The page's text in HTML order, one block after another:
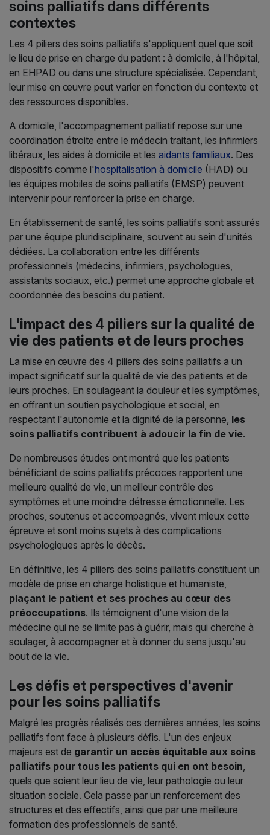
soins palliatifs dans différents
contextes
Les 4 piliers des soins palliatifs s'appliquent quel que soit
le lieu de prise en charge du patient : à domicile, à l'hôpital,
en EHPAD ou dans une structure spécialisée. Cependant,
leur mise en œuvre peut varier en fonction du contexte et
des ressources disponibles.
A domicile, l'accompagnement palliatif repose sur une
coordination étroite entre le médecin traitant, les infirmiers
libéraux, les aides à domicile et les aidants familiaux. Des
dispositifs comme l'hospitalisation à domicile (HAD) ou
les équipes mobiles de soins palliatifs (EMSP) peuvent
intervenir pour renforcer la prise en charge.
En établissement de santé, les soins palliatifs sont assurés
par une équipe pluridisciplinaire, souvent au sein d'unités
dédiées. La collaboration entre les différents
professionnels (médecins, infirmiers, psychologues,
assistants sociaux, etc.) permet une approche globale et
coordonnée des besoins du patient.
L'impact des 4 piliers sur la qualité de
vie des patients et de leurs proches
La mise en œuvre des 4 piliers des soins palliatifs a un
impact significatif sur la qualité de vie des patients et de
leurs proches. En soulageant la douleur et les symptômes,
en offrant un soutien psychologique et social, en
respectant l'autonomie et la dignité de la personne, les
soins palliatifs contribuent à adoucir la fin de vie.
De nombreuses études ont montré que les patients
bénéficiant de soins palliatifs précoces rapportent une
meilleure qualité de vie, un meilleur contrôle des
symptômes et une moindre détresse émotionnelle. Les
proches, soutenus et accompagnés, vivent mieux cette
épreuve et sont moins sujets à des complications
psychologiques après le décès.
En définitive, les 4 piliers des soins palliatifs constituent un
modèle de prise en charge holistique et humaniste,
plaçant le patient et ses proches au cœur des
préoccupations. Ils témoignent d'une vision de la
médecine qui ne se limite pas à guérir, mais qui cherche à
soulager, à accompagner et à donner du sens jusqu'au
bout de la vie.
Les défis et perspectives d'avenir
pour les soins palliatifs
Malgré les progrès réalisés ces dernières années, les soins
palliatifs font face à plusieurs défis. L'un des enjeux
majeurs est de garantir un accès équitable aux soins
palliatifs pour tous les patients qui en ont besoin
quels que soient leur lieu de vie, leur pathologie ou leur
situation sociale. Cela passe par un renforcement des
structures et des effectifs, ainsi que par une meilleure
formation des professionnels de santé.